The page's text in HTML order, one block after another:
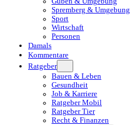
Spremberg & Umgebung
Sport
Wirtschaft
Personen
Damals
Kommentare
Ratgeber
Bauen & Leben
Gesundheit
Job & Karriere
Ratgeber Mobil
Ratgeber Tier
Recht & Finanzen